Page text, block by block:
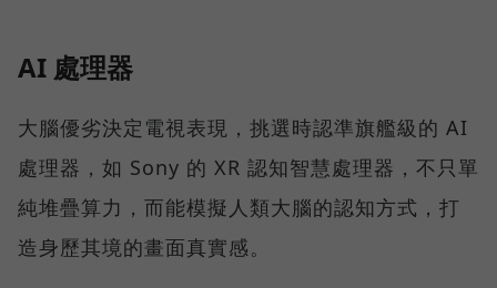
AI 處理器
大腦優劣決定電視表現，挑選時認準旗艦級的 AI
處理器，如 Sony 的 XR 認知智慧處理器，不只單
純堆疊算力，而能模擬人類大腦的認知方式，打
造身歷其境的畫面真實感。